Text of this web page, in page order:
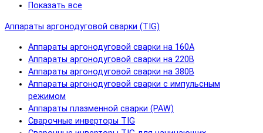
Показать все
Аппараты аргонодуговой сварки (TIG)
Аппараты аргонодуговой сварки на 160А
Аппараты аргонодуговой сварки на 220В
Аппараты аргонодуговой сварки на 380В
Аппараты аргонодуговой сварки с импульсным
режимом
Аппараты плазменной сварки (PAW)
Сварочные инверторы TIG